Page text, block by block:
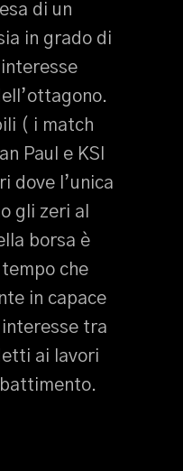
di un
in grado di
( i match
Paul e KSI
dove l’unica
gli zeri al
borsa è
che
in capace
tra
ai lavori